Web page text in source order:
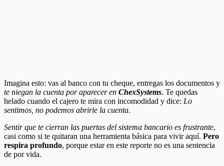
Imagina esto: vas al banco con tu cheque, entregas los documentos y
te niegan la cuenta por aparecer en ChexSystems. Te quedas
helado cuando el cajero te mira con incomodidad y dice: Lo
sentimos, no podemos abrirle la cuenta.
Sentir que te cierran las puertas del sistema bancario es frustrante,
casi como si te quitaran una herramienta básica para vivir aquí. Pero
respira profundo, porque estar en este reporte no es una sentencia
de por vida.